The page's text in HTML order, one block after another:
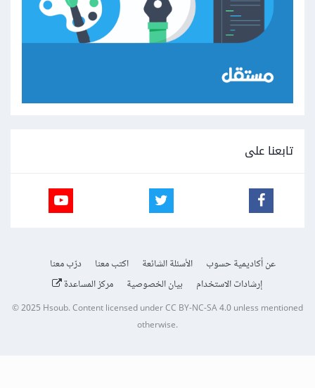
تابعنا على
عن أكاديمية حسوب الأسئلة الشائعة اكتب معنا
درّب معنا
إرشادات الاستخدام
بيان الخصوصية مركز المساعدة
© 2025 Hsoub.Content licensed underCC BY-NC-SA 4.0unless mentioned
otherwise.